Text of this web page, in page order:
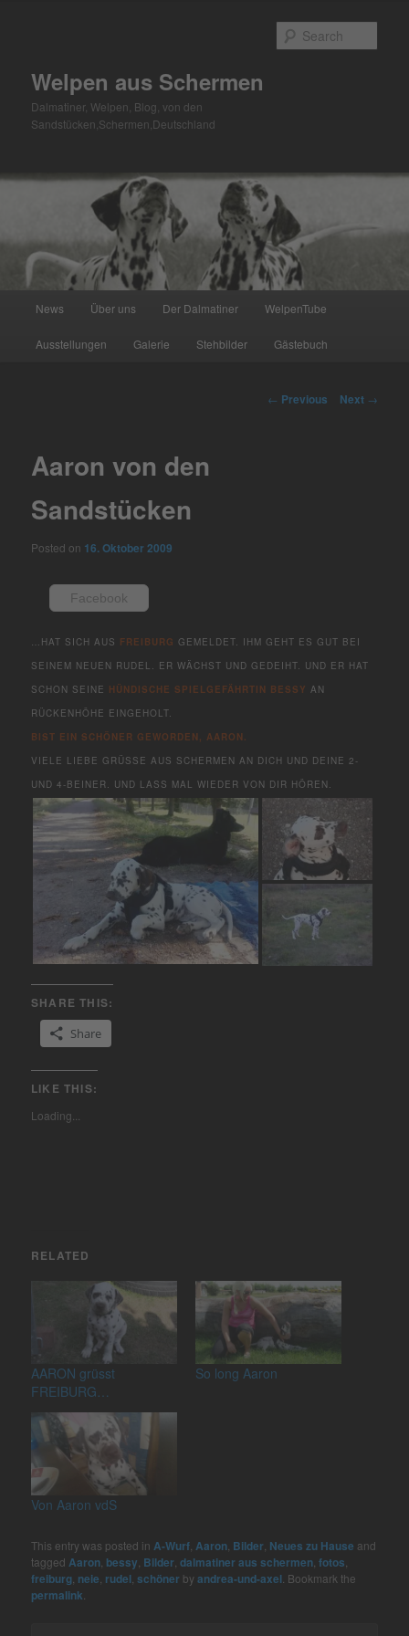
Welpen aus Schermen
Dalmatiner, Welpen, Blog, von den
Sandstücken,Schermen,Deutschland
News Über uns Der Dalmatiner WelpenTube
Ausstellungen Galerie Stehbilder Gästebuch
Post
← Previous Next →
Aaron von den
Sandstücken
Posted on 16. Oktober 2009
Facebook
…HAT SICH AUS FREIBURGGEMELDET. IHM GEHT ES GUT BEI
SEINEM NEUEN RUDEL. ER WÄCHST UND GEDEIHT. UND ER HAT
SCHON SEINE HÜNDISCHE SPIELGEFÄHRTIN BESSY AN
RÜCKENHÖHE EINGEHOLT.
BIST EIN SCHÖNER GEWORDEN, AARON.
VIELE LIEBE GRÜSSE AUS SCHERMEN AN DICH UND DEINE 2-U
ND 4-BEINER. UND LASS MAL WIEDER VON DIR HÖREN.
SHARE THIS:
Share
LIKE THIS:
Loading...
RELATED
AARON grüsst
FREIBURG…
So long Aaron
Von Aaron vdS
This entry was posted inA-Wurf,Aaron, Bilder, Neues zu Hause and
taggedAaron, bessy, Bilder,dalmatiner aus schermen,fotos,
freiburg, neie, rudel,schöner byandrea-und-axel. Bookmark the
permalink.